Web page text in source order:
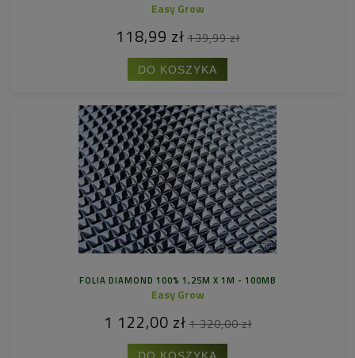
Easy Grow
118,99 zł 139,99 zł
DO KOSZYKA
FOLIA DIAMOND 100% 1,25M X 1M - 100MB
Easy Grow
1 122,00 zł 1 320,00 zł
DO KOSZYKA